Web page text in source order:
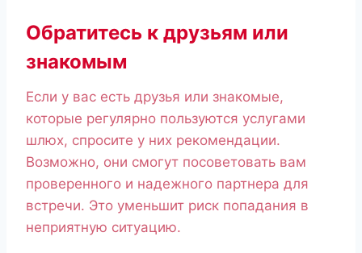
Обратитесь к друзьям или
знакомым
Если у вас есть друзья или знакомые,
которые регулярно пользуются услугами
шлюх, спросите у них рекомендации.
Возможно, они смогут посоветовать вам
проверенного и надежного партнера для
встречи. Это уменьшит риск попадания в
неприятную ситуацию.